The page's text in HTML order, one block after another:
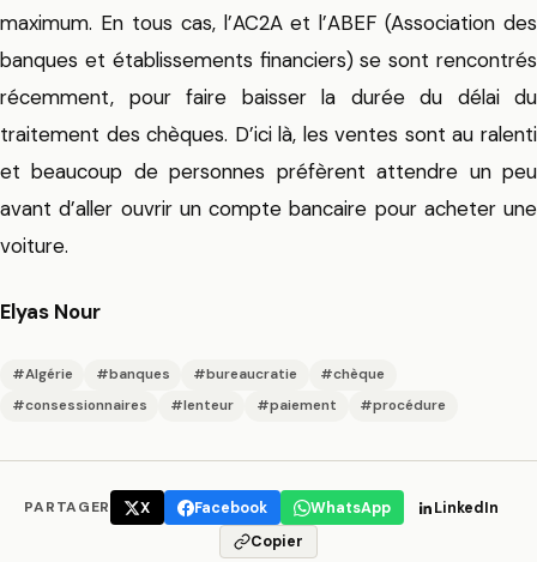
maximum. En tous cas, l’AC2A et l’ABEF (Association des
banques et établissements financiers) se sont rencontrés
récemment, pour faire baisser la durée du délai du
traitement des chèques. D’ici là, les ventes sont au ralenti
et beaucoup de personnes préfèrent attendre un peu
avant d’aller ouvrir un compte bancaire pour acheter une
voiture.
Elyas Nour
#Algérie #banques #bureaucratie
#chèque
#consessionnaires
#lenteur #paiement #procédure
PARTAGER X Facebook WhatsApp
LinkedIn
Copier